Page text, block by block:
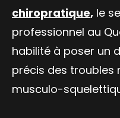
chiropratique, le
professionnel au
habilité à poser un
précis des troubles
musculo-